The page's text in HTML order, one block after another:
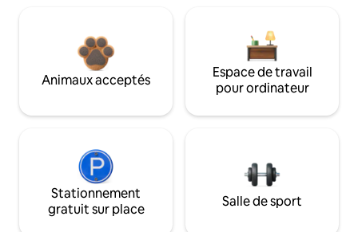
Animaux acceptés
Espace de travail
pour ordinateur
Stationnement
gratuit sur place
Salle de sport